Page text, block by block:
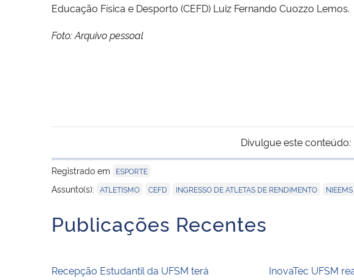
Educação Física e Desporto (CEFD) Luiz Fernando Cuozzo Lemos.
Foto: Arquivo pessoal
Divulgue este conteúdo:
Registrado em
ESPORTE
Assunto(s): ATLETISMO CEFD INGRESSO DE ATLETAS DE RENDIMENTO NIEEMS
Publicações Recentes
Recepção Estudantil da UFSM terá
InovaTec UFSM